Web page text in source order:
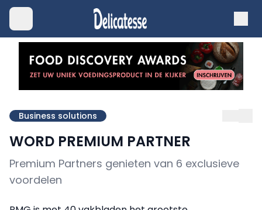
Business solutions
WORD PREMIUM PARTNER
Premium Partners genieten van 6 exclusieve
voordelen